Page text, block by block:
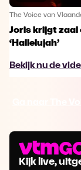
The Voice van
Joris krijgt zaal
‘Hallelujah’
Bekijk nu de
Kijk live,